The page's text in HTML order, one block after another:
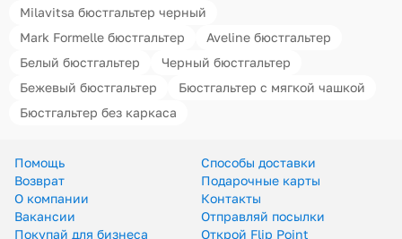
Milavitsa бюстгальтер черный
Mark Formelle бюстгальтер
Aveline бюстгальтер
Белый бюстгальтер
Черный бюстгальтер
Бежевый бюстгальтер
Бюстгальтер с мягкой чашкой
Бюстгальтер без каркаса
Помощь
Способы доставки
Возврат
Подарочные карты
О компании
Контакты
Вакансии
Отправляй посылки
Покупай для бизнеса
Открой Flip Point